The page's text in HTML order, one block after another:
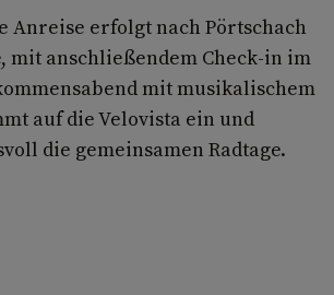
Anreise erfolgt nach Pörtschach
mit anschließendem Check-in im
mit musikalischem
auf die Velovista ein und
die gemeinsamen Radtage.